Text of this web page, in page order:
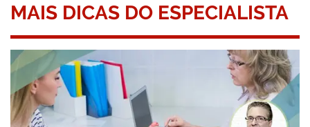
MAIS DICAS DO ESPECIALISTA